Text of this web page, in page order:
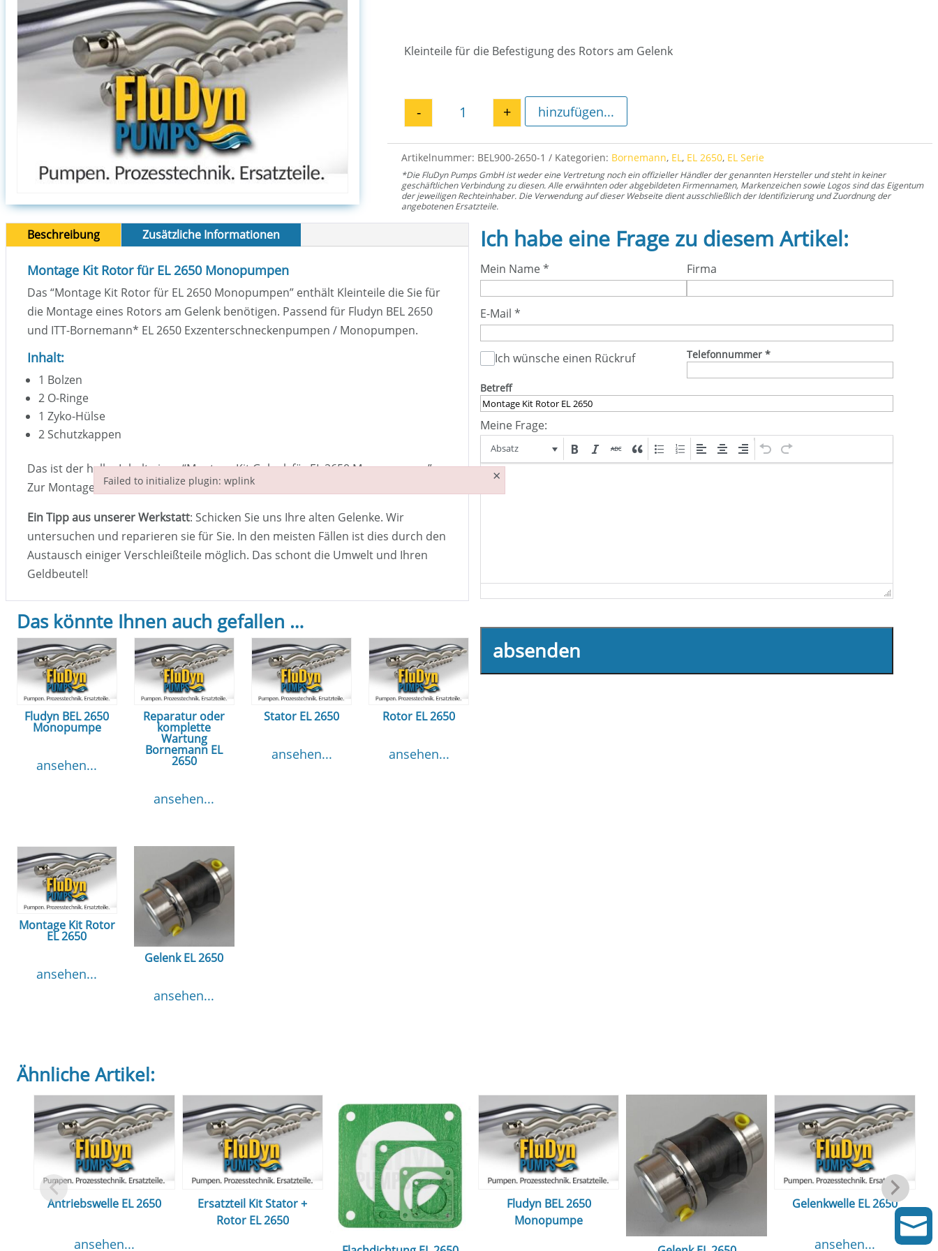
Kleinteile für die Befestigung des Rotors am Gelenk
Montage Kit Rotor EL 2650 Menge
- + hinzufügen...
Artikelnummer: BEL900-2650-1 Kategorien: Bornemann, EL, EL 2650, EL Serie
*Die FluDyn Pumps GmbH ist weder eine Vertretung noch ein offizieller Händler der genannten Hersteller und steht in keiner
geschäftlichen Verbindung zu diesen. Alle erwähnten oder abgebildeten Firmennamen, Markenzeichen sowie Logos sind das Eigentum
der jeweiligen Rechteinhaber. Die Verwendung auf dieser Webseite dient ausschließlich der Identifizierung und Zuordnung der
angebotenen Ersatzteile.
Beschreibung Zusätzliche Informationen
Montage Kit Rotor für EL 2650 Monopumpen
Das “Montage Kit Rotor für EL 2650 Monopumpen” enthält Kleinteile die Sie für
die Montage eines Rotors am Gelenk benötigen. Passend für Fludyn BEL 2650
und ITT-Bornemann* EL 2650 Exzenterschneckenpumpen / Monopumpen.
Inhalt:
1 Bolzen
2 O-Ringe
1 Zyko-Hülse
2 Schutzkappen
Das ist der halbe Inhalt eines “Montage Kit Gelenk für EL 2650 Monopumpen”.
Zur Montage eines Rotors muss nur eine Gelenkhälfte neu verbunden werden.
Ein Tipp aus unserer Werkstatt: Schicken Sie uns Ihre alten Gelenke. Wir
untersuchen und reparieren sie für Sie. In den meisten Fällen ist dies durch den
Austausch einiger Verschleißteile möglich. Das schont die Umwelt und Ihren
Geldbeutel!
Das könnte Ihnen auch gefallen …
Fludyn BEL 2650
Monopumpe
ansehen...
Reparatur oder
komplette
Wartung
Bornemann EL
2650
ansehen...
Stator EL 2650
ansehen...
Rotor EL 2650
ansehen...
Montage Kit Rotor
EL 2650
ansehen...
Gelenk EL 2650
ansehen...
Ich habe eine Frage zu diesem Artikel:
Mein Name* Firma
E-Mail *
Ich wünsche einen Rückruf Telefonnummer *
Betreff
Meine Frage:
Absatz
absenden
Ähnliche Artikel:
Antriebswelle EL 2650
ansehen...
Ersatzteil Kit Stator +
Rotor EL 2650
Fludyn BEL 2650
Monopumpe
Gelenkwelle EL 2650
ansehen...

Failed to initialize plugin: wplink ×
Failed to initialize plugin: wplink